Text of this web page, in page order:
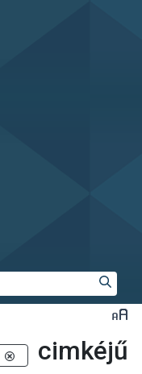
cimkéjű